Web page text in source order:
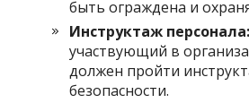
быть ограждена и
Инструктаж персонала:
участвующий в
должен пройти
безопасности.